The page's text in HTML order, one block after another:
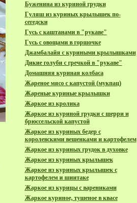
Буженина из куриной грудки
Гуляш из куриных крылышек по-
сегедски
Гусь с каштанами в "рукаве"
Гусь с овощами в горшочке
Джамбалайя с куриными крылышками
Дикие голуби с гречкой в "рукаве"
Домашняя куриная колбаса
Жареное мясо с капустой (мукпац)
Жареные куриные крылышки
Жаркое из кролика
Жаркое из куриной грудки с шерри и
брюссельской капустой
Жаркое из куриных бедер с
королевскими вешенками и картофелем
Жаркое из куриных грудок в духовке
Жаркое из куриных крылышек
Жаркое из куриных крылышек с
картофелем и шиитаке
Жаркое из курицы с варениками
Жаркое куриное, тушеное в квасе